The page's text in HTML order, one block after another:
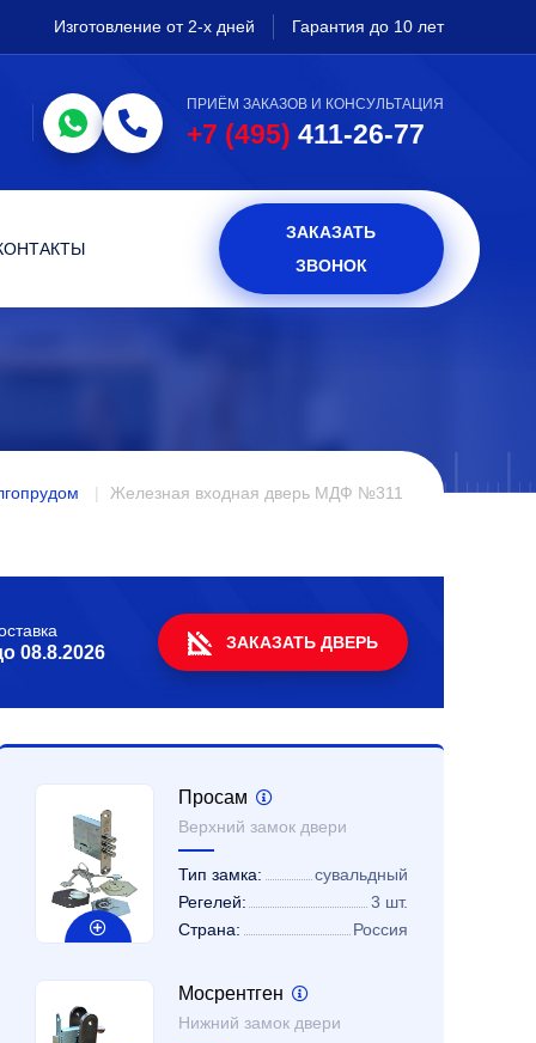
Изготовление от 2-х дней Гарантия до 10 лет
ПРИЁМ ЗАКАЗОВ И КОНСУЛЬТАЦИЯ
+7 (495) 411-26-77
ЗАКАЗАТЬ
ЗВОНОК
Железная входная дверь МДФ №311
08.8.2026 ЗАКАЗАТЬ ДВЕРЬ
Просам
Верхний замок двери
Тип замка:
сувальдный
Регелей:
3 шт.
Страна:
Россия
Мосрентген
Нижний замок двери